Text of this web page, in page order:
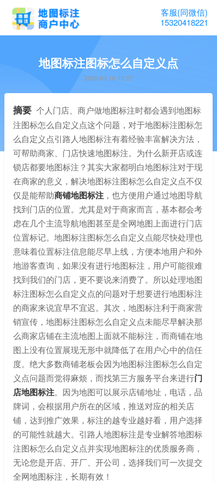
客服(同微信)
15320418221
地图标注图标怎么自定义点
2023-03-16 10:27
摘要 个人门店、商户做地图标注时都会遇到地图标
注图标怎么自定义点这个问题，对于地图标注图标怎
么自定义点引路人地图标注有着经验丰富解决方法，
可帮助商家、门店快速地图标注。为什么新开店或连
锁店都要地图标注？其实大家都明白地图标注对于现
在商家的意义，解决地图标注图标怎么自定义点不仅
仅是能帮助商铺地图标注，也方便用户通过地图导航
找到门店的位置。尤其是对于商家而言，基本都会考
虑在几个主流导航地图甚至是全网地图上面进行门店
位置标记。地图标注图标怎么自定义点能尽快处理也
意味着位置标注信息能尽早上线，方便本地用户和外
地游客查询，如果没有进行地图标注，用户可能很难
找到我们的门店，更不要说来消费了。所以处理地图
标注图标怎么自定义点的问题对于想要进行地图标注
的商家来说宜早不宜迟。其次，地图标注利于商家营
销宣传，地图标注图标怎么自定义点未能尽早解决那
么商家店铺在主流地图上面就不能标注，而商铺在地
图上没有位置展现无形中就降低了在用户心中的信任
度。绝大多数商铺老板会因为地图标注图标怎么自定
义点问题而觉得麻烦，而找第三方服务平台来进行门
店地图标注。因为地图可以展示店铺地址，电话，品
牌词，会根据用户所在的区域，推送对应的相关店
铺，达到推广效果，标注的越专业越好看，用户选择
的可能性就越大。引路人地图标注是专业解答地图标
注图标怎么自定义点并实现地图标注的优质服务商，
无论您是开店、开厂、开公司，选择我们可一次提交
全网地图标注，长期有效！